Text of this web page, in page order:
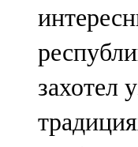
102,3 FM
Яңа
107,0 FM
Яр
захотел